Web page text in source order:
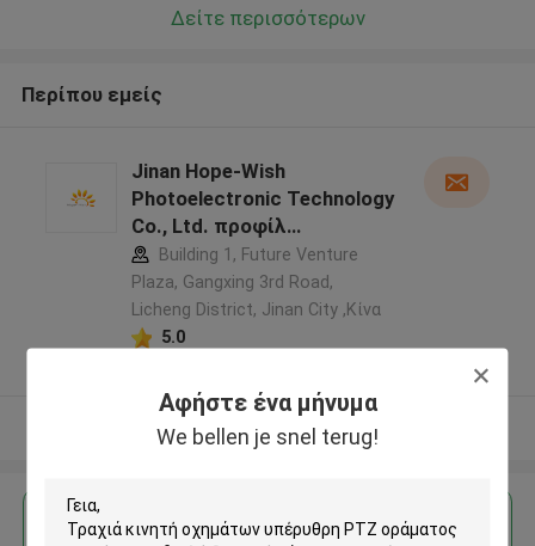
Αφήστε ένα μήνυμα
We bellen je snel terug!
Δείτε περισσότερων
Περίπου εμείς
Jinan Hope-Wish
Photoelectronic Technology
Co., Ltd. προφίλ
κατασκευαστή
Building 1, Future Venture
Plaza, Gangxing 3rd Road,
Licheng District, Jinan City ,Κίνα
5.0
Δείτε περισσότερων
Αποκτήστε την καλύτερη τιμή για